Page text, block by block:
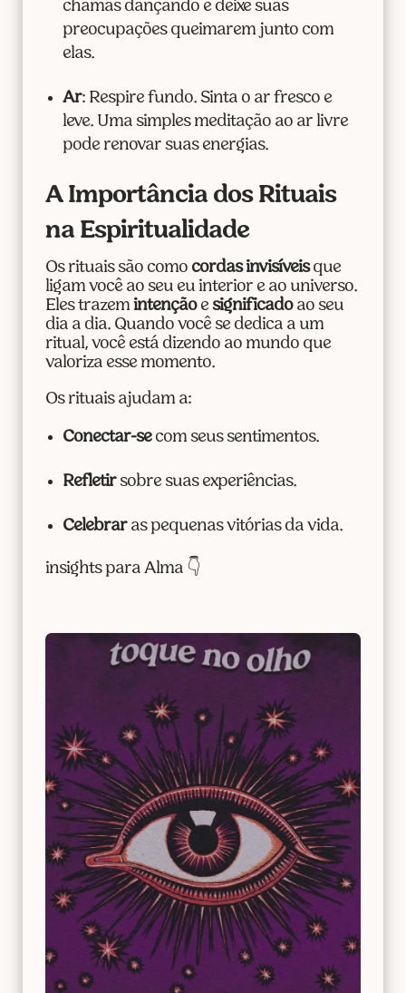
chamas dançando e deixe suas
preocupações queimarem junto com
elas.
Ar: Respire fundo. Sinta o ar fresco e
leve. Uma simples meditação ao ar livre
pode renovar suas energias.
A Importância dos Rituais
na Espiritualidade
Os rituais são como cordas invisíveisque
ligam você ao seu eu interior e ao universo.
Eles trazem intençãoe significadoao seu
dia a dia. Quando você se dedica a um
ritual, você está dizendo ao mundo que
valoriza esse momento.
Os rituais ajudam a:
Conectar-secom seus sentimentos.
Refletirsobre suas experiências.
Celebraras pequenas vitórias da vida.
insights para Alma 👇